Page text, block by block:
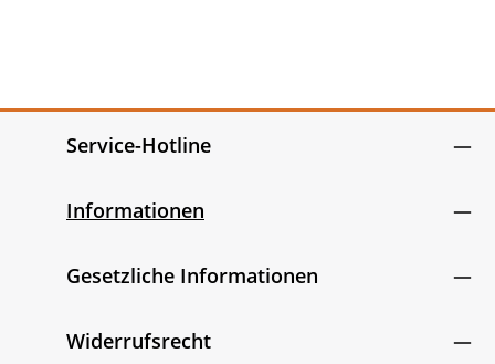
Service-Hotline
Informationen
Gesetzliche Informationen
Widerrufsrecht